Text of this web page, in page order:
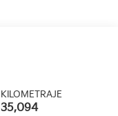
KILOMETRAJE
35,094